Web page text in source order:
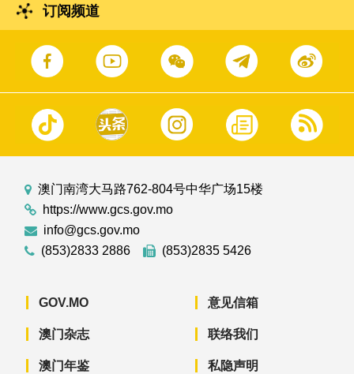
订阅频道
澳门南湾大马路762-804号中华广场15楼
https://www.gcs.gov.mo
info@gcs.gov.mo
(853)2833 2886
(853)2835 5426
GOV.MO
澳门杂志
澳门年鉴
意见信箱
联络我们
私隐声明